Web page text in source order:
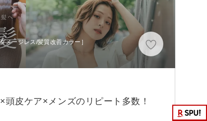
メージレス/髪質改善カラー］
頭皮ケア×メンズのリピート多数！